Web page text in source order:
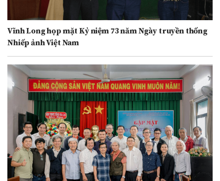
Vĩnh Long họp mặt Kỷ niệm 73 năm Ngày truyền thống
Nhiếp ảnh Việt Nam